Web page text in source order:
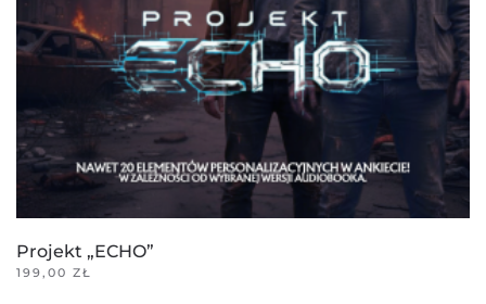
Projekt „ECHO”
199,00 ZŁ